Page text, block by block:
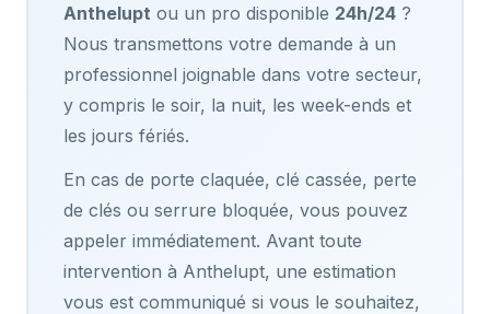
Anthelupt ou un pro disponible 24h/24?
Nous transmettons votre demande à un
professionnel joignable dans votre secteur,
y compris le soir, la nuit, les week-ends et
les jours fériés.
En cas de porte claquée, clé cassée, perte
de clés ou serrure bloquée, vous pouvez
appeler immédiatement. Avant toute
intervention à Anthelupt, une estimation
vous est communiqué si vous le souhaitez,